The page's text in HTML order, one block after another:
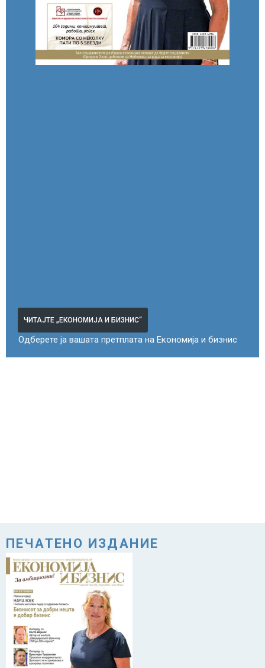
ЧИТАЈТЕ „ЕКОНОМИЈА И БИЗНИС“
Одберете ја вашата претплата на Економија и бизнис
ПЕЧАТЕНО ИЗДАНИЕ